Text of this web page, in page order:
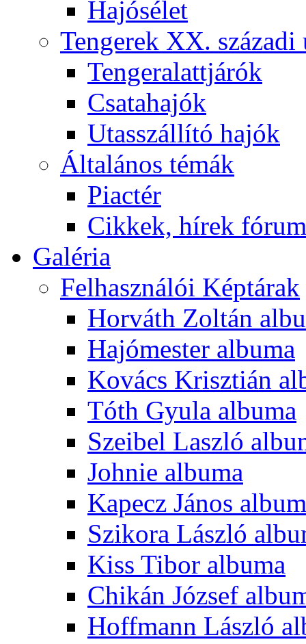
Hajósélet
Tengerek XX. századi
Tengeralattjárók
Csatahajók
Utasszállító hajók
Általános témák
Piactér
Cikkek, hírek
Galéria
Felhasználói Képtárak
Horváth Zoltán
Hajómester albuma
Kovács Krisztián
Tóth Gyula albuma
Szeibel Laszló
Johnie albuma
Kapecz János
Szikora László
Kiss Tibor albuma
Chikán József
Hoffmann László